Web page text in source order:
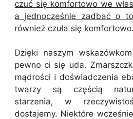
czuć się komfortowo we
a jednocześnie zadbać o
również czuła się komfortowo.
Dzięki naszym
pewno ci się uda.
mądrości i doświadczenia
twarzy są częścią
starzenia, w
dostajemy. Niektóre